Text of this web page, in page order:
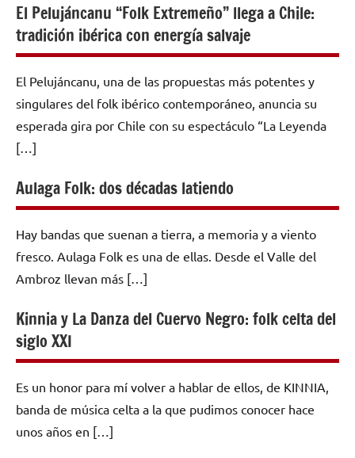
El Pelujáncanu “Folk Extremeño” llega a Chile:
tradición ibérica con energía salvaje
El Pelujáncanu, una de las propuestas más potentes y
singulares del folk ibérico contemporáneo, anuncia su
esperada gira por Chile con su espectáculo “La Leyenda
[…]
Aulaga Folk: dos décadas latiendo
Hay bandas que suenan a tierra, a memoria y a viento
fresco. Aulaga Folk es una de ellas. Desde el Valle del
Ambroz llevan más […]
Kinnia y La Danza del Cuervo Negro: folk celta del
siglo XXI
Es un honor para mí volver a hablar de ellos, de KINNIA,
banda de música celta a la que pudimos conocer hace
unos años en […]